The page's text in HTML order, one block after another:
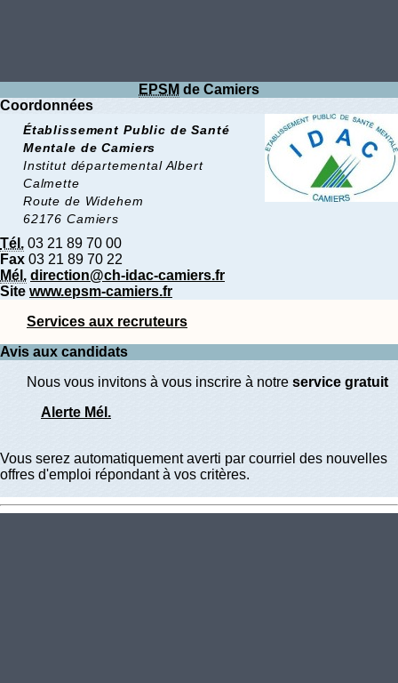
EPSM de Camiers
Coordonnées
Établissement Public de Santé
Mentale de Camiers
Institut départemental Albert
Calmette
Route de Widehem
62176 Camiers
Tél. 03 21 89 70 00
Fax 03 21 89 70 22
Mél. direction@ch-idac-camiers.fr
Site www.epsm-camiers.fr
Services aux recruteurs
Avis aux candidats
Nous vous invitons à vous inscrire à notre service gratuit
Alerte Mél.
Vous serez automatiquement averti par courriel des nouvelles
offres d'emploi répondant à vos critères.